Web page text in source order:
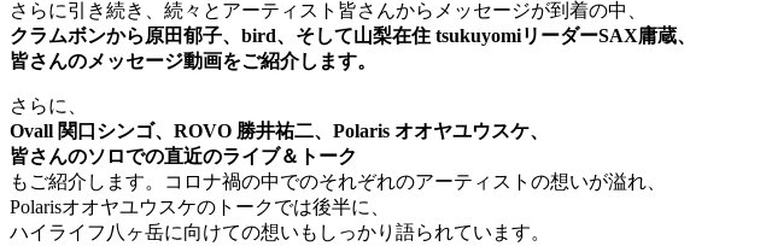
さらに引き続き、続々とアーティスト皆さんからメッセージが到着の中、
クラムボンから原田郁子、bird、そして山梨在住 tsukuyomiリーダーSAX庸蔵、
皆さんのメッセージ動画をご紹介します。
さらに、
Ovall 関口シンゴ、ROVO 勝井祐二、Polaris オオヤユウスケ、
皆さんのソロでの直近のライブ＆トーク
もご紹介します。コロナ禍の中でのそれぞれのアーティストの想いが溢れ、
Polarisオオヤユウスケのトークでは後半に、
ハイライフ八ヶ岳に向けての想いもしっかり語られています。